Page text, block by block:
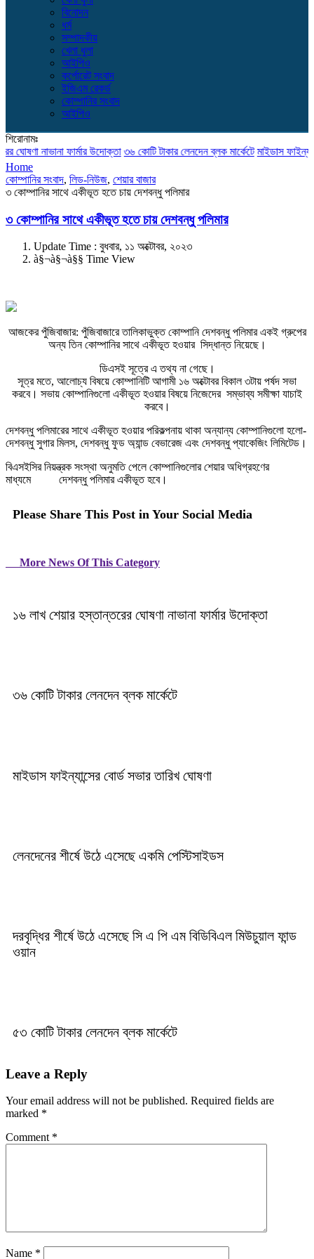
বিনোদন
ধর্ম
সম্পাদকীয়
খেলা ধুলা
আইপিও
কর্পোরেট সংবাদ
ইজিএম রেকর্ড
কোম্পানির সংবাদ
আইপিও
শিরোনামঃ
নাভানা ফার্মার উদোক্তা ৩৬ কোটি টাকার লেনদেন ব্লক মার্কেটে মাইডাস
Home
কোম্পানির সংবাদ, লিড-নিউজ, শেয়ার বাজার
৩ কোম্পানির সাথে একীভূত হতে চায় দেশবন্ধু পলিমার
৩ কোম্পানির সাথে একীভূত হতে চায় দেশবন্ধু পলিমার
Update Time : বুধবার, ১১ অক্টোবর, ২০২৩
à§¬à§¬à§§ Time View
আজকের পুঁজিবাজার: পুঁজিবাজারে তালিকাভুক্ত কোম্পানি দেশবন্ধু পলিমার একই গ্রুপের
অন্য তিন কোম্পানির সাথে একীভূত হওয়ার সিদ্ধান্ত নিয়েছে।
ডিএসই সূত্রে এ তথ্য না গেছে।
সূত্র মতে, আলোচ্য বিষয়ে কোম্পানিটি আগামী ১৬ অক্টোবর বিকাল ৩টায় পর্ষদ সভা
করবে। সভায় কোম্পানিগুলো একীভূত হওয়ার বিষয়ে নিজেদের সম্ভাব্য সমীক্ষা যাচাই
করবে।
দেশবন্ধু পলিমারের সাথে একীভূত হওয়ার পরিকল্পনায় থাকা অন্যান্য কোম্পানিগুলো হলো-
দেশবন্ধু সুগার মিলস, দেশবন্ধু ফুড অ্যান্ড বেভারেজ এবং দেশবন্ধু প্যাকেজিং লিমিটেড।
বিএসইসির নিয়ন্ত্রক সংস্থা অনুমতি পেলে কোম্পানিগুলোর শেয়ার অধিগ্রহণের
মাধ্যমে দেশবন্ধু পলিমার একীভূত হবে।
Please Share This Post in Your Social Media
More News Of This Category
১৬ লাখ শেয়ার হস্তান্তরের ঘোষণা নাভানা ফার্মার উদোক্তা
৩৬ কোটি টাকার লেনদেন ব্লক মার্কেটে
মাইডাস ফাইন্যান্সের বোর্ড সভার তারিখ ঘোষণা
লেনদেনের শীর্ষে উঠে এসেছে একমি পেস্টিসাইডস
দরবৃদ্ধির শীর্ষে উঠে এসেছে সি এ পি এম বিডিবিএল মিউচুয়াল ফান্ড
ওয়ান
৫৩ কোটি টাকার লেনদেন ব্লক মার্কেটে
Leave a Reply
Your email address will not be published. Required fields are
marked *
Comment *
Name *